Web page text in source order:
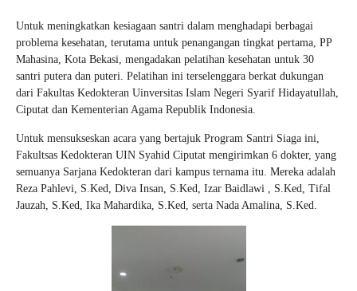
Untuk meningkatkan kesiagaan santri dalam menghadapi berbagai
problema kesehatan, terutama untuk penangangan tingkat pertama, PP
Mahasina, Kota Bekasi, mengadakan pelatihan kesehatan untuk 30
santri putera dan puteri. Pelatihan ini terselenggara berkat dukungan
dari Fakultas Kedokteran Uinversitas Islam Negeri Syarif Hidayatullah,
Ciputat dan Kementerian Agama Republik Indonesia.
Untuk mensukseskan acara yang bertajuk Program Santri Siaga ini,
Fakultsas Kedokteran UIN Syahid Ciputat mengirimkan 6 dokter, yang
semuanya Sarjana Kedokteran dari kampus ternama itu. Mereka adalah
Reza Pahlevi, S.Ked, Diva Insan, S.Ked, Izar Baidlawi , S.Ked, Tifal
Jauzah, S.Ked, Ika Mahardika, S.Ked, serta Nada Amalina, S.Ked.